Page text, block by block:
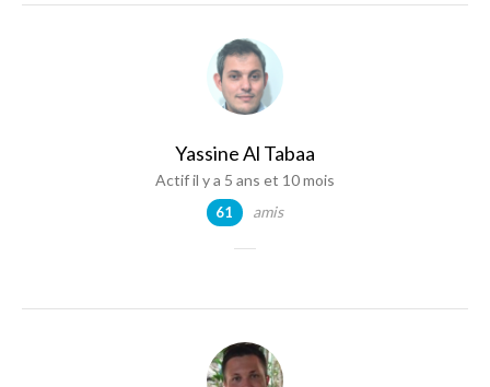
Yassine Al Tabaa
Actif il y a 5 ans et 10 mois
61 amis